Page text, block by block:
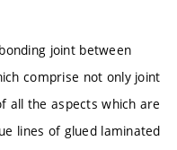
joint between
comprise not only joint
all the aspects which are
lines of glued laminated